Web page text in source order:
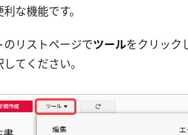
な機能です。
のリストページでツールをクリック
てください。